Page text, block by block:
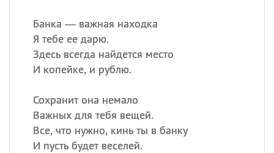
Банка — важная находка
Я тебе ее дарю.
Здесь всегда найдется место
И копейке, и рублю.
Сохранит она немало
Важных для тебя вещей.
Все, что нужно, кинь ты в банку
И пусть будет веселей.